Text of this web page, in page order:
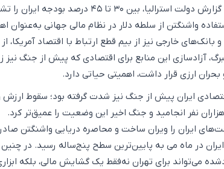
نفت و گاز است؛ درآمدهایی که طبق گزارش دولت استرالیا، بین ۳۰ تا ۴۵ درصد
واشنگتن از سلطه دلار در نظام مالی جهانی به‌عنوان
خارجی نیز از بیم قطع ارتباط با اقتصاد آمریکا، از
آزادسازی این منابع برای اقتصادی که پیش از جنگ نیز
ارزی قرار داشت، اهمیتی حیاتی دارد.
ایران پیش از جنگ نیز شدت گرفته بود؛ سقوط ارزش
نفر انجامید و جنگ اخیر این وضعیت را عمیق‌تر کرد.
ایران را ویران ساخت و محاصره دریایی واشنگتن
در ماه می به پایین‌ترین سطح پنج‌ساله رسید. در چنین
می‌تواند برای تهران نه‌فقط یک گشایش مالی، بلکه